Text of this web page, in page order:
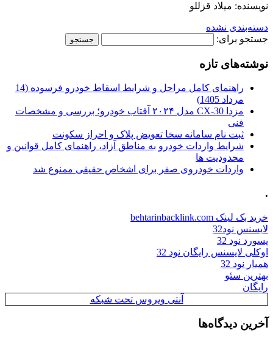
نویسنده: میلاد قزللو
دسته‌بندی نشده
جستجو برای:
نوشته‌های تازه
راهنمای کامل مراحل و شرایط اسقاط خودرو فرسوده (14
مرداد 1405)
مزدا CX-30 مدل ۲۰۲۴ آفتاب خودرو؛ بررسی و مشخصات
فنی
ثبت نام سامانه سخا تعویض پلاک و احراز سکونت
شرایط واردات خودرو به مناطق آزاد، راهنمای کامل قوانین و
محدودیت ها
واردات خودروی صفر برای اشخاص حقیقی ممنوع شد
.
خرید بک لینک behtarinbacklink.com
لایسنس نود32
پسورد نود 32
اوکلی لایسنس رایگان نود 32
همیار نود 32
بهترین سئو
رایگان
آنتی ویروس تحت شبکه
آخرین دیدگاه‌ها